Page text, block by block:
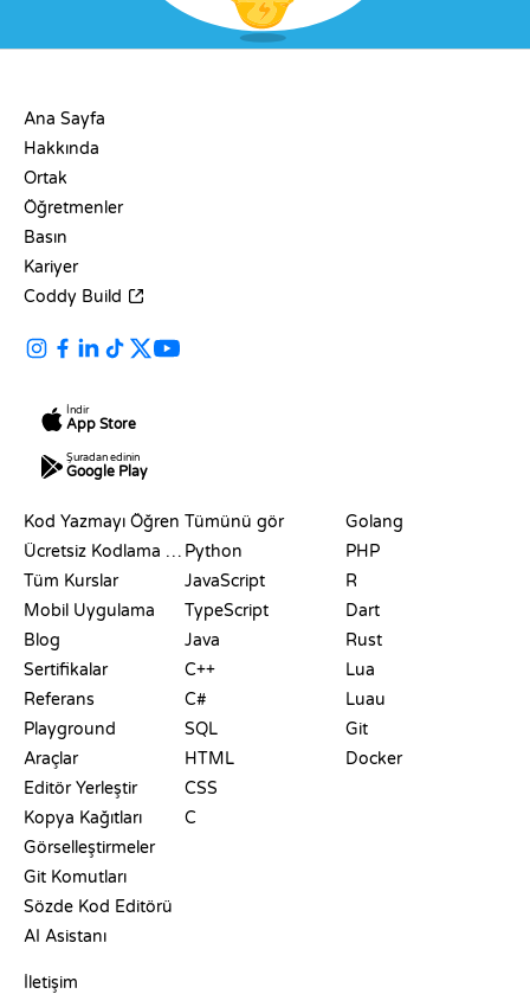
Ana Sayfa
Hakkında
Ortak
Öğretmenler
Basın
Kariyer
Coddy Build
İndir
App Store
Şuradan edinin
Google Play
Kod Yazmayı Öğren
Ücretsiz Kodlama Siteleri
Tüm Kurslar
Mobil Uygulama
Blog
Sertifikalar
Referans
Playground
Araçlar
Editör Yerleştir
Kopya Kağıtları
Görselleştirmeler
Git Komutları
Sözde Kod Editörü
AI Asistanı
İletişim
Tümünü gör
Python
JavaScript
TypeScript
Java
C++
C#
SQL
HTML
CSS
C
Golang
PHP
R
Dart
Rust
Lua
Luau
Git
Docker